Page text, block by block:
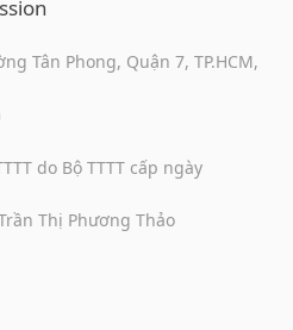
Tân Phong, Quận 7, TP.HCM,
do Bộ TTTT cấp ngày
Thị Phương Thảo